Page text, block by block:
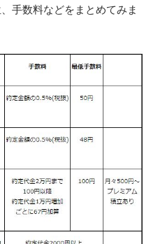
手数料などをまとめてみま